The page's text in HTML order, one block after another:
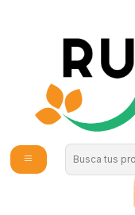
Envío gratis por